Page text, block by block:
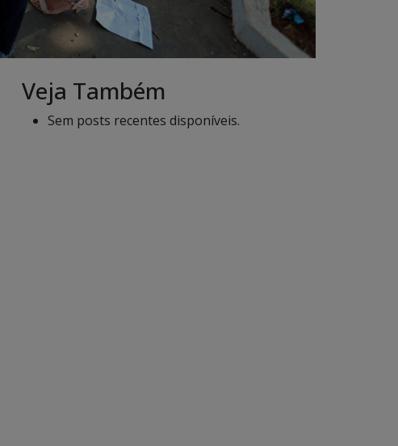
Veja Também
Sem posts recentes disponíveis.